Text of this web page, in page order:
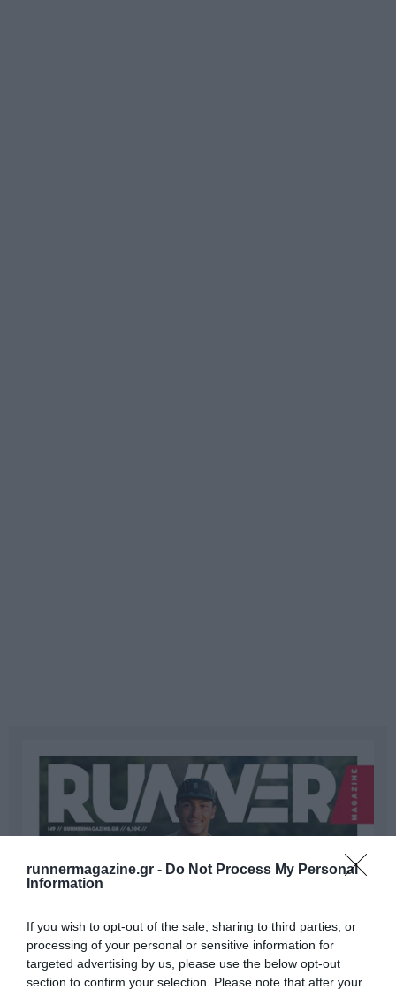
runnermagazine.gr - Do Not Process My Personal
Information
If you wish to opt-out of the sale, sharing to third parties, or
processing of your personal or sensitive information for
targeted advertising by us, please use the below opt-out
section to confirm your selection. Please note that after your